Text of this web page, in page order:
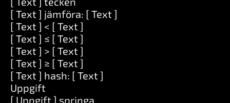
[ Text ] jämföra: [ Text ]
[ Text ] < [ Text ]
[ Text ] ≤ [ Text ]
[ Text ] > [ Text ]
[ Text ] ≥ [ Text ]
[ Text ] hash: [ Text ]
Uppgift
[ Uppgift ] springa